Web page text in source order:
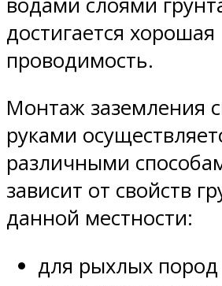
достигается хорошая
проводимость.
Монтаж заземления
руками
различными
зависит от свойств
данной местности:
для рыхлых пород